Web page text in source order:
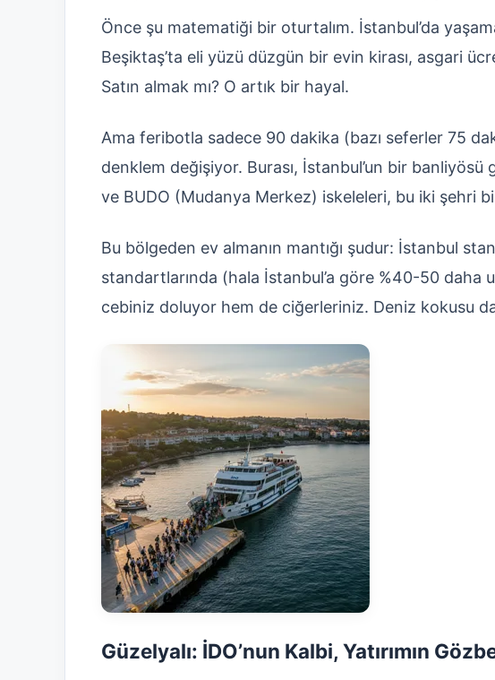
Önce şu matematiği bir oturtalım. İstanbul’da
Beşiktaş’ta eli yüzü düzgün bir evin kirası, asgari
Satın almak mı? O artık bir hayal.
Ama feribotla sadece 90 dakika (bazı seferler 75
denklem değişiyor. Burası, İstanbul’un bir banliyösü
ve BUDO (Mudanya Merkez) iskeleleri, bu iki şehri
Bu bölgeden ev almanın mantığı şudur: İstanbul
standartlarında (hala İstanbul’a göre %40-50 daha
cebiniz doluyor hem de ciğerleriniz. Deniz kokusu
Güzelyalı: İDO’nun Kalbi, Yatırımın